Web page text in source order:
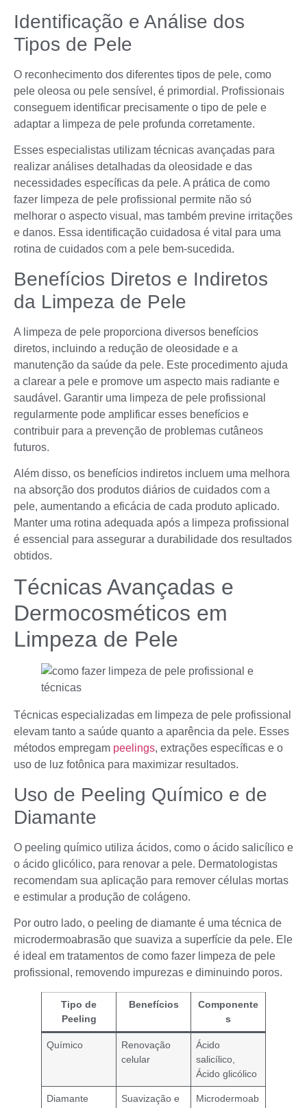
Identificação e Análise dos
Tipos de Pele
O reconhecimento dos diferentes tipos de pele, como
pele oleosa ou pele sensível, é primordial. Profissionais
conseguem identificar precisamente o tipo de pele e
adaptar a limpeza de pele profunda corretamente.
Esses especialistas utilizam técnicas avançadas para
realizar análises detalhadas da oleosidade e das
necessidades específicas da pele. A prática de como
fazer limpeza de pele profissional permite não só
melhorar o aspecto visual, mas também previne irritações
e danos. Essa identificação cuidadosa é vital para uma
rotina de cuidados com a pele bem-sucedida.
Benefícios Diretos e Indiretos
da Limpeza de Pele
A limpeza de pele proporciona diversos benefícios
diretos, incluindo a redução de oleosidade e a
manutenção da saúde da pele. Este procedimento ajuda
a clarear a pele e promove um aspecto mais radiante e
saudável. Garantir uma limpeza de pele profissional
regularmente pode amplificar esses benefícios e
contribuir para a prevenção de problemas cutâneos
futuros.
Além disso, os benefícios indiretos incluem uma melhora
na absorção dos produtos diários de cuidados com a
pele, aumentando a eficácia de cada produto aplicado.
Manter uma rotina adequada após a limpeza profissional
é essencial para assegurar a durabilidade dos resultados
obtidos.
Técnicas Avançadas e
Dermocosméticos em
Limpeza de Pele
Técnicas especializadas em limpeza de pele profissional
elevam tanto a saúde quanto a aparência da pele. Esses
métodos empregam peelings, extrações específicas e o
uso de luz fotônica para maximizar resultados.
Uso de Peeling Químico e de
Diamante
O peeling químico utiliza ácidos, como o ácido salicílico e
o ácido glicólico, para renovar a pele. Dermatologistas
recomendam sua aplicação para remover células mortas
e estimular a produção de colágeno.
Por outro lado, o peeling de diamante é uma técnica de
microdermoabrasão que suaviza a superfície da pele. Ele
é ideal em tratamentos de como fazer limpeza de pele
profissional, removendo impurezas e diminuindo poros.
Tipo de
Peeling
Benefícios
Componente
s
Químico
Renovação
celular
Ácido
salicílico,
Ácido glicólico
Diamante
Suavização e
Microdermoab